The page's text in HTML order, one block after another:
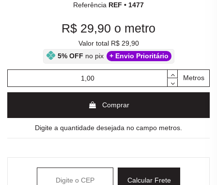
Referência REF • 1477
R$ 29,90 o metro
Valor total R$ 29,90
5% OFF no pix + Envio Prioritário
Metros
Comprar
Digite a quantidade desejada no campo metros.
Calcular Frete